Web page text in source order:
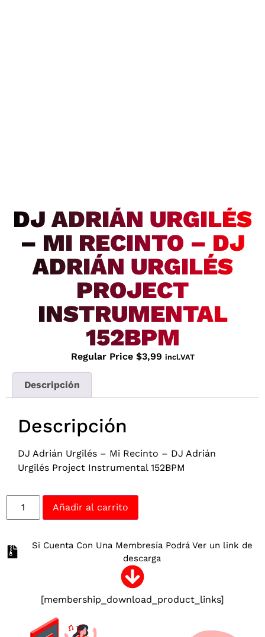
DJ ADRIÁN URGILÉS
– MI RECINTO – DJ
ADRIÁN URGILÉS
PROJECT
INSTRUMENTAL
152BPM
Regular Price $3,99 incl.VAT
Descripción
Descripción
DJ Adrián Urgilés – Mi Recinto – DJ Adrián
Urgilés Project Instrumental 152BPM
Añadir al carrito
Si Cuenta Con Una Membresía Podrá Ver un link de
descarga
[membership_download_product_links]